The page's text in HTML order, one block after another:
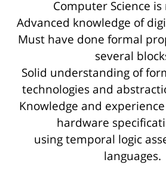
Computer Science
Advanced knowledge of
Must have done formal
several
Solid understanding of
technologies and
Knowledge and
hardware
using temporal logic
languages.